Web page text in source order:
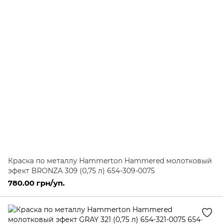
Краска по металлу Hammerton Hammered молотковый
эфект BRONZA 309 (0,75 л) 654-309-0075
780.00 грн/уп.